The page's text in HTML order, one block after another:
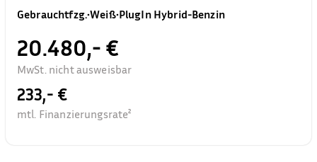
Gebrauchtfzg.•Weiß•PlugIn Hybrid-Benzin
20.480,- €
MwSt. nicht ausweisbar
233,- €
mtl. Finanzierungsrate²